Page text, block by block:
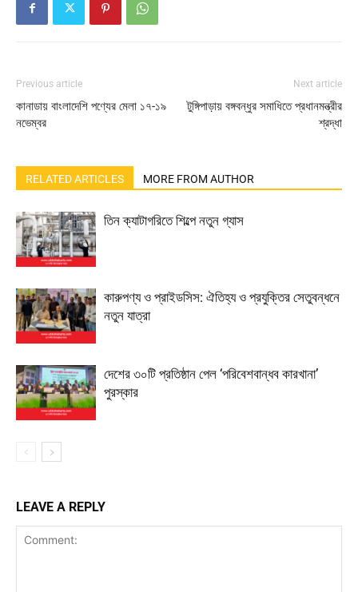
Previous article
কানাডায় বাংলাদেশি পণ্যের মেলা ১৭-১৯
নভেম্বর
Next article
টুঙ্গিপাড়ায় বঙ্গবন্ধুর সমাধিতে প্রধানমন্ত্রীর
শ্রদ্ধা
RELATED ARTICLES MORE FROM AUTHOR
তিন ক্যাটাগরিতে শিল্পে নতুন গ্যাস
কারুপণ্য ও প্রাইডসিস: ঐতিহ্য ও প্রযুক্তির সেতুবন্ধনে
নতুন যাত্রা
দেশের ৩০টি প্রতিষ্ঠান পেল ‘পরিবেশবান্ধব কারখানা’
পুরস্কার
LEAVE A REPLY